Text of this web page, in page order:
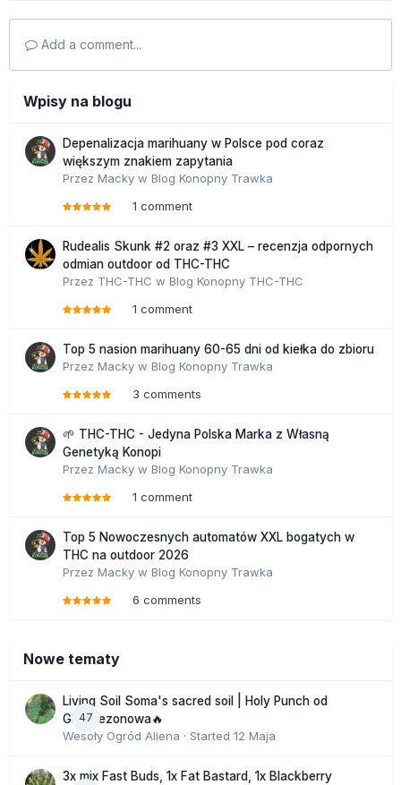
Add a comment...
Wpisy na blogu
Depenalizacja marihuany w Polsce pod coraz
większym znakiem zapytania
Przez Macky w Blog Konopny Trawka
1 comment
Rudealis Skunk #2 oraz #3 XXL – recenzja odpornych
odmian outdoor od THC-THC
Przez THC-THC w Blog Konopny THC-THC
1 comment
Top 5 nasion marihuany 60-65 dni od kiełka do zbioru
Przez Macky w Blog Konopny Trawka
3 comments
🌱 THC-THC - Jedyna Polska Marka z Własną
Genetyką Konopi
Przez Macky w Blog Konopny Trawka
1 comment
Top 5 Nowoczesnych automatów XXL bogatych w
THC na outdoor 2026
Przez Macky w Blog Konopny Trawka
6 comments
Nowe tematy
47
Living Soil Soma's sacred soil | Holy Punch od
GHS sezonowa🔥
Wesoły Ogród Aliena · Started 12 Maja
3x mix Fast Buds, 1x Fat Bastard, 1x Blackberry